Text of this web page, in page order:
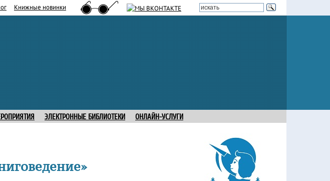
Книжные новинки
ЭЛЕКТРОННЫЕ БИБЛИОТЕКИ ОНЛАЙН-УСЛУГИ